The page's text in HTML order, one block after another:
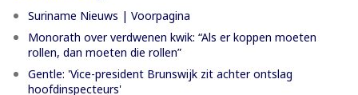
Suriname Nieuws | Voorpagina
Monorath over verdwenen kwik: “Als er koppen moeten
rollen, dan moeten die rollen”
Gentle: 'Vice-president Brunswijk zit achter ontslag
hoofdinspecteurs'